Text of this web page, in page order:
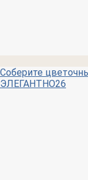
Соберите
ЭЛЕГАНТНО26